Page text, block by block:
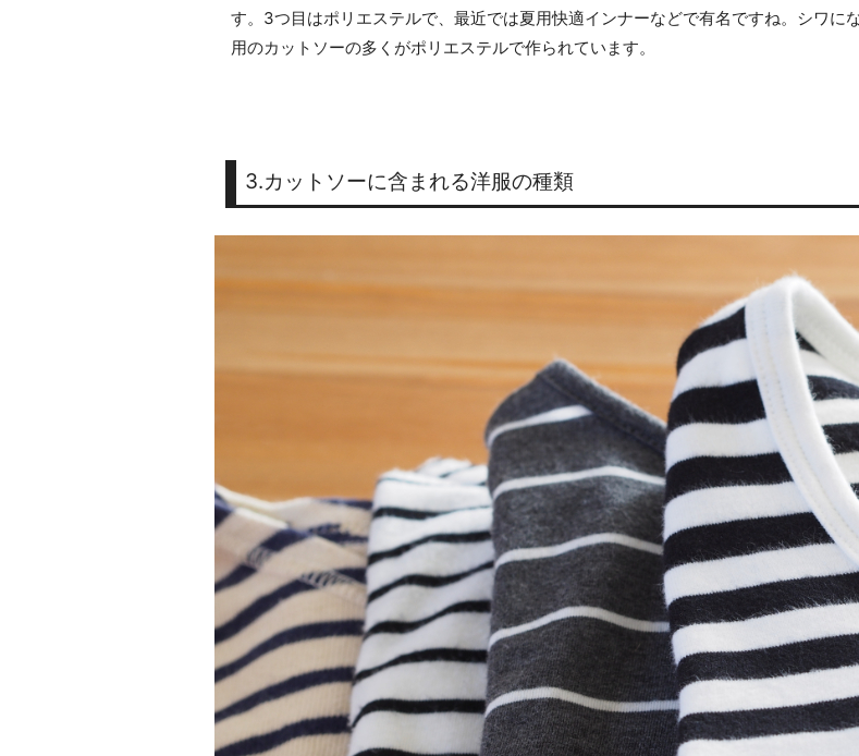
す。3つ目はポリエステルで、最近では夏用快適インナーなどで有名ですね。シワに
用のカットソーの多くがポリエステルで作られています。
3.カットソーに含まれる洋服の種類